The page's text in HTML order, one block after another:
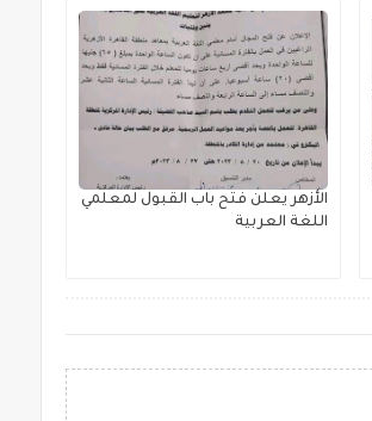
الأزهر يعلن فتح باب القبول لمعلمي
اللغة العربية